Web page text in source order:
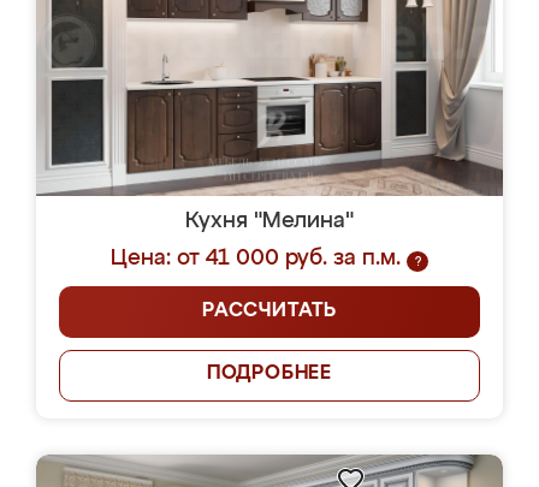
Кухня "Мелина"
Цена: от 41 000 руб. за п.м.
?
РАССЧИТАТЬ
ПОДРОБНЕЕ